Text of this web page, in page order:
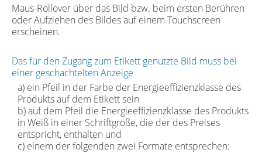
Maus-Rollover über das Bild bzw. beim ersten Berühren
oder Aufziehen des Bildes auf einem Touchscreen
erscheinen.
Das für den Zugang zum Etikett genutzte Bild muss bei
einer geschachtelten Anzeige
a) ein Pfeil in der Farbe der Energieeffizienzklasse des
Produkts auf dem Etikett sein
b) auf dem Pfeil die Energieeffizienzklasse des Produkts
in Weiß in einer Schriftgröße, die der des Preises
entspricht, enthalten und
c) einem der folgenden zwei Formate entsprechen: